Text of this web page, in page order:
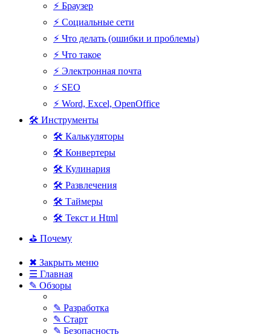
⚡ Браузер
⚡ Социальные сети
⚡ Что делать (ошибки и проблемы)
⚡ Что такое
⚡ Электронная почта
⚡ SEO
⚡ Word, Excel, OpenOffice
🛠 Инструменты
🛠 Калькуляторы
🛠 Конвертеры
🛠 Кулинария
🛠 Развлечения
🛠 Таймеры
🛠 Текст и Html
⛳ Почему
✖ Закрыть меню
☰ Главная
✎ Обзоры
✎ Разработка
✎ Старт
✎ Безопасность